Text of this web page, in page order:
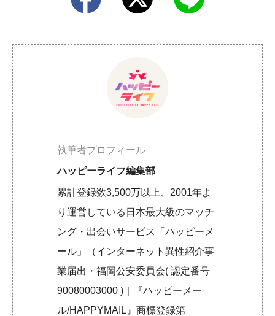
執筆者プロフィール
ハッピーライフ編集部
累計登録数3,500万以上、2001年よ
り運営している日本最大級のマッチ
ング・出会いサービス「ハッピーメ
ール」（インターネット異性紹介事
業届出・福岡公安委員会( 認定番号
90080003000 )｜『ハッピーメー
ル/HAPPYMAIL』商標登録第